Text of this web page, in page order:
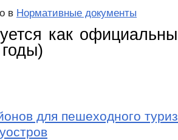
в Нормативные документы
как
для пешеходного